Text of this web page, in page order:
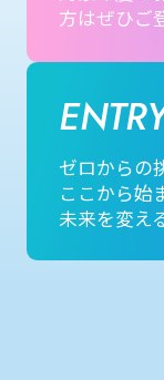
方はぜひご
ゼロからの
ここから始
未来を変え